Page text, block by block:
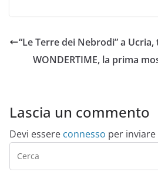
“Le Terre dei Nebrodi” a
WONDERTIME, la prima
Lascia un commento
Devi essere connesso per